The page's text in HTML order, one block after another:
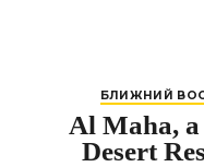
БЛИЖНИЙ
Al Maha,
Desert